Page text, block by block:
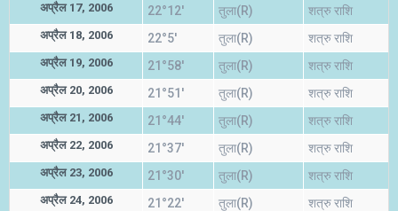
अप्रैल 17, 2006 22°12' तुला(R) शत्रु राशि
अप्रैल 18, 2006 22°5' तुला(R) शत्रु राशि
अप्रैल 19, 2006 21°58' तुला(R) शत्रु राशि
अप्रैल 20, 2006 21°51' तुला(R) शत्रु राशि
अप्रैल 21, 2006 21°44' तुला(R) शत्रु राशि
अप्रैल 22, 2006 21°37' तुला(R) शत्रु राशि
अप्रैल 23, 2006 21°30' तुला(R) शत्रु राशि
अप्रैल 24, 2006 21°22' तुला(R) शत्रु राशि